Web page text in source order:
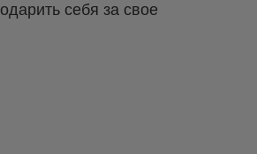
себя за свое